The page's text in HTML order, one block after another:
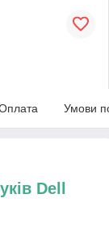
Умови
Dell